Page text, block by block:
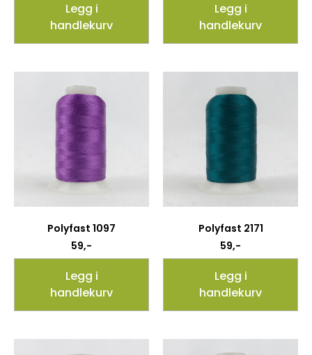
Legg i
handlekurv
Legg i
handlekurv
Polyfast 1097
59,-
Legg i
handlekurv
Polyfast 2171
59,-
Legg i
handlekurv